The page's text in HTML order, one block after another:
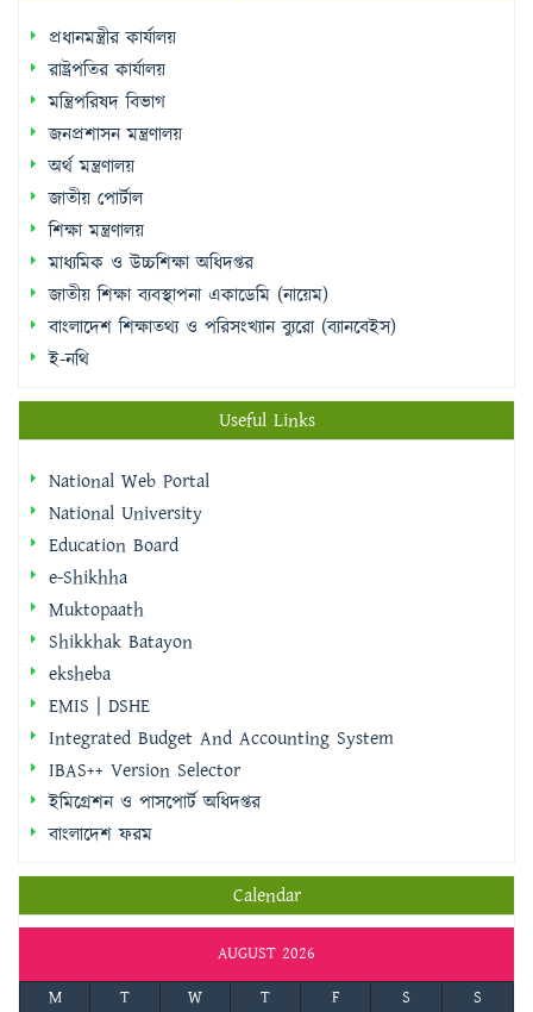
প্রধানমন্ত্রীর কার্যালয়
রাষ্ট্রপতির কার্যালয়
মন্ত্রিপরিষদ বিভাগ
জনপ্রশাসন মন্ত্রণালয়
অর্থ মন্ত্রণালয়
জাতীয় পোর্টাল
শিক্ষা মন্ত্রণালয়
মাধ্যমিক ও উচ্চশিক্ষা অধিদপ্তর
জাতীয় শিক্ষা ব্যবস্থাপনা একাডেমি (নায়েম)
বাংলাদেশ শিক্ষাতথ্য ও পরিসংখ্যান ব্যুরো (ব্যানবেইস)
ই-নথি
Useful Links
National Web Portal
National University
Education Board
e-Shikhha
Muktopaath
Shikkhak Batayon
eksheba
EMIS | DSHE
Integrated Budget And Accounting System
IBAS++ Version Selector
ইমিগ্রেশন ও পাসপোর্ট অধিদপ্তর
বাংলাদেশ ফরম
Calendar
AUGUST 2026
M
T W T F S S